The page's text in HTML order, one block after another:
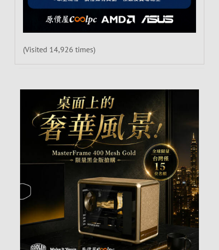
(Visited 14,926 times)